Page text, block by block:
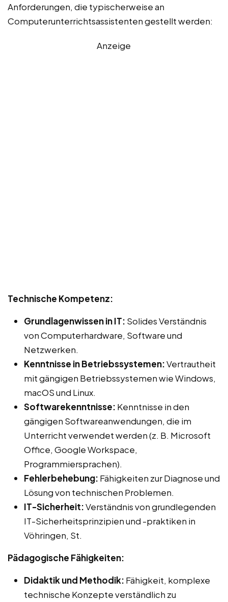
Anforderungen, die typischerweise an
Computerunterrichtsassistenten gestellt werden:
Anzeige
Technische Kompetenz:
Grundlagenwissen in IT: Solides Verständnis
von Computerhardware, Software und
Netzwerken.
Kenntnisse in Betriebssystemen:Vertrautheit
mit gängigen Betriebssystemen wie Windows,
macOS und Linux.
Softwarekenntnisse: Kenntnisse in den
gängigen Softwareanwendungen, die im
Unterricht verwendet werden (z. B. Microsoft
Office, Google Workspace,
Programmiersprachen).
Fehlerbehebung: Fähigkeiten zur Diagnose und
Lösung von technischen Problemen.
IT-Sicherheit:Verständnis von grundlegenden
IT-Sicherheitsprinzipien und -praktiken in
Vöhringen, St.
Pädagogische Fähigkeiten:
Didaktik und Methodik: Fähigkeit, komplexe
technische Konzepte verständlich zu